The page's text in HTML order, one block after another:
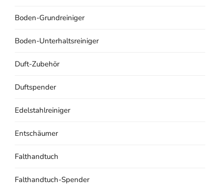
Boden-Grundreiniger
Boden-Unterhaltsreiniger
Duft-Zubehör
Duftspender
Edelstahlreiniger
Entschäumer
Falthandtuch
Falthandtuch-Spender